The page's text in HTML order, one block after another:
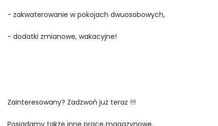
- zakwaterowanie w pokojach dwuosobowych,
- dodatki zmianowe, wakacyjne!
Zainteresowany? Zadzwoń już teraz !!!